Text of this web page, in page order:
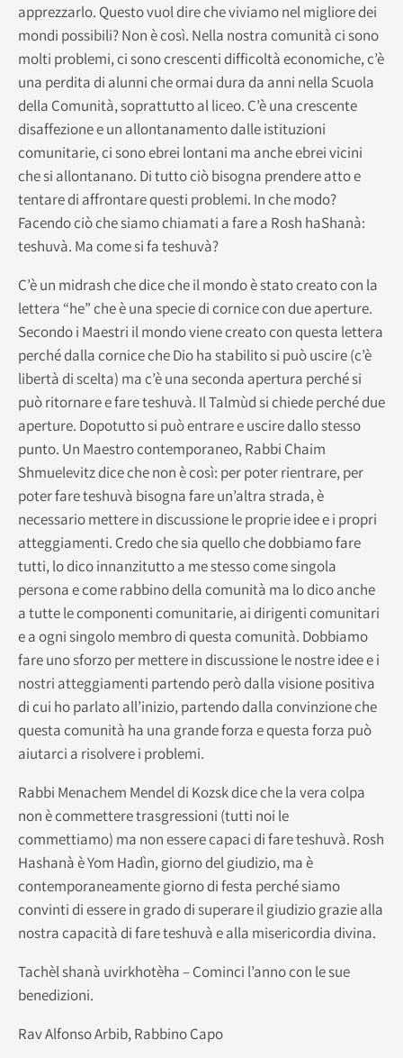
apprezzarlo. Questo vuol dire che viviamo nel migliore dei
mondi possibili? Non è così. Nella nostra comunità ci sono
molti problemi, ci sono crescenti difficoltà economiche, c’è
una perdita di alunni che ormai dura da anni nella Scuola
della Comunità, soprattutto al liceo. C’è una crescente
disaffezione e un allontanamento dalle istituzioni
comunitarie, ci sono ebrei lontani ma anche ebrei vicini
che si allontanano. Di tutto ciò bisogna prendere atto e
tentare di affrontare questi problemi. In che modo?
Facendo ciò che siamo chiamati a fare a Rosh haShanà:
teshuvà. Ma come si fa teshuvà?
C’è un midrash che dice che il mondo è stato creato con la
lettera “he” che è una specie di cornice con due aperture.
Secondo i Maestri il mondo viene creato con questa lettera
perché dalla cornice che Dio ha stabilito si può uscire (c’è
libertà di scelta) ma c’è una seconda apertura perché si
può ritornare e fare teshuvà. Il Talmùd si chiede perché due
aperture. Dopotutto si può entrare e uscire dallo stesso
punto. Un Maestro contemporaneo, Rabbi Chaim
Shmuelevitz dice che non è così: per poter rientrare, per
poter fare teshuvà bisogna fare un’altra strada, è
necessario mettere in discussione le proprie idee e i propri
atteggiamenti. Credo che sia quello che dobbiamo fare
tutti, lo dico innanzitutto a me stesso come singola
persona e come rabbino della comunità ma lo dico anche
a tutte le componenti comunitarie, ai dirigenti comunitari
e a ogni singolo membro di questa comunità. Dobbiamo
fare uno sforzo per mettere in discussione le nostre idee e i
nostri atteggiamenti partendo però dalla visione positiva
di cui ho parlato all’inizio, partendo dalla convinzione che
questa comunità ha una grande forza e questa forza può
aiutarci a risolvere i problemi.
Rabbi Menachem Mendel di Kozsk dice che la vera colpa
non è commettere trasgressioni (tutti noi le
commettiamo) ma non essere capaci di fare teshuvà. Rosh
Hashanà è Yom Hadìn, giorno del giudizio, ma è
contemporaneamente giorno di festa perché siamo
convinti di essere in grado di superare il giudizio grazie alla
nostra capacità di fare teshuvà e alla misericordia divina.
Tachèl shanà uvirkhotèha – Cominci l’anno con le sue
benedizioni.
Rav Alfonso Arbib, Rabbino Capo